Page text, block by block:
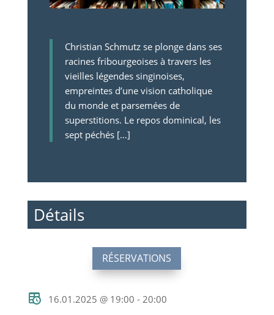
Christian Schmutz se plonge dans ses
racines fribourgeoises à travers les
vieilles légendes singinoises,
empreintes d’une vision catholique
du monde et parsemées de
superstitions. Le repos dominical, les
sept péchés […]
Détails
RÉSERVATIONS
16.01.2025 @ 19:00 - 20:00